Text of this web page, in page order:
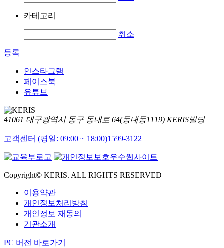
카테고리
취소
등록
인스타그램
페이스북
유튜브
41061 대구광역시 동구 동내로 64(동내동1119) KERIS빌딩
고객센터 (평일: 09:00 ~ 18:00)1599-3122
Copyright© KERIS. ALL RIGHTS RESERVED
이용약관
개인정보처리방침
개인정보 재동의
기관소개
PC 버전 바로가기